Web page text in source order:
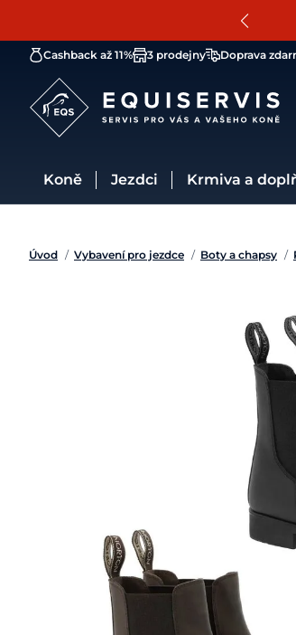
Cashback až 11% 3 prodejny Doprava
Koně Jezdci Krmiva a
Úvod / Vybavení pro jezdce / Boty a chapsy /